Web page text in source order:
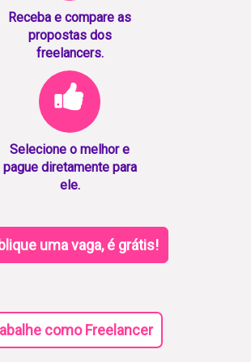
Receba e compare as
propostas dos
freelancers.
Selecione o melhor e
pague diretamente para
ele.
uma vaga, é grátis!
como Freelancer